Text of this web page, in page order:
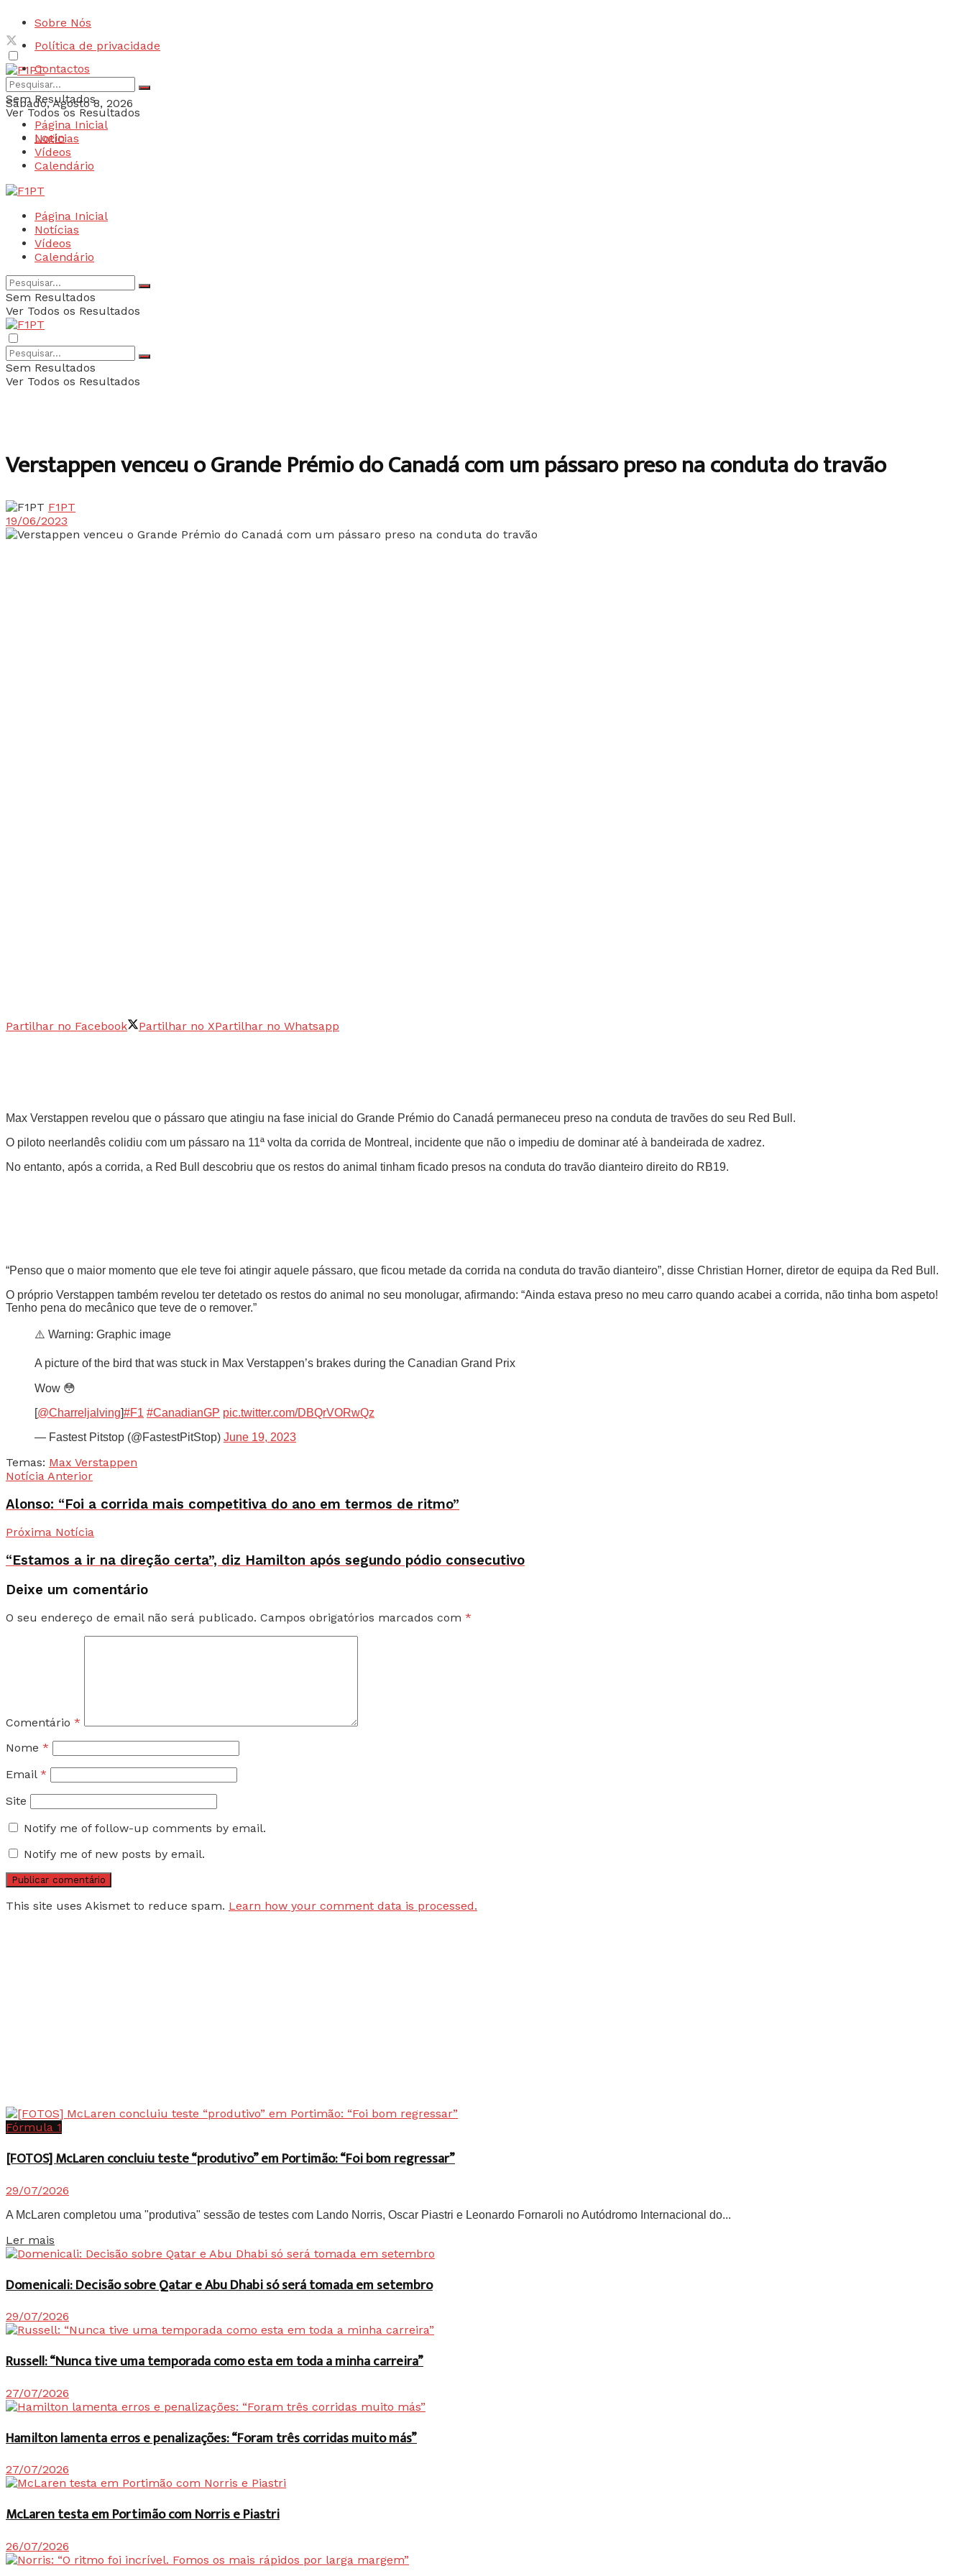
Sobre Nós
Política de privacidade
Contactos
Sábado, Agosto 8, 2026
Login
Sem Resultados
Ver Todos os Resultados
Página Inicial
Notícias
Vídeos
Calendário
Página Inicial
Notícias
Vídeos
Calendário
Sem Resultados
Ver Todos os Resultados
Sem Resultados
Ver Todos os Resultados
Verstappen venceu o Grande Prémio do Canadá com um pássaro preso na conduta do travão
F1PT
19/06/2023
Partilhar no Facebook Partilhar no XPartilhar no Whatsapp
Max Verstappen revelou que o pássaro que atingiu na fase inicial do Grande Prémio do Canadá permaneceu preso na conduta de travões do seu Red Bull.
O piloto neerlandês colidiu com um pássaro na 11ª volta da corrida de Montreal, incidente que não o impediu de dominar até à bandeirada de xadrez.
No entanto, após a corrida, a Red Bull descobriu que os restos do animal tinham ficado presos na conduta do travão dianteiro direito do RB19.
“Penso que o maior momento que ele teve foi atingir aquele pássaro, que ficou metade da corrida na conduta do travão dianteiro”, disse Christian Horner, diretor de equipa da Red Bull.
O próprio Verstappen também revelou ter detetado os restos do animal no seu monolugar, afirmando: “Ainda estava preso no meu carro quando acabei a corrida, não tinha bom aspeto!
Tenho pena do mecânico que teve de o remover.”
⚠️ Warning: Graphic image
A picture of the bird that was stuck in Max Verstappen’s brakes during the Canadian Grand Prix
Wow 😳
[@Charreljalving]#F1 #CanadianGP pic.twitter.com/DBQrVORwQz
— Fastest Pitstop (@FastestPitStop) June 19, 2023
Temas: Max Verstappen
Notícia Anterior
Alonso: “Foi a corrida mais competitiva do ano em termos de ritmo”
Próxima Notícia
“Estamos a ir na direção certa”, diz Hamilton após segundo pódio consecutivo
Deixe um comentário
O seu endereço de email não será publicado. Campos obrigatórios marcados com *
Comentário *
Nome *
Email *
Site
Notify me of follow-up comments by email.
Notify me of new posts by email.
This site uses Akismet to reduce spam. Learn how your comment data is processed.
Fórmula 1
[FOTOS] McLaren concluiu teste “produtivo” em Portimão: “Foi bom regressar”
29/07/2026
A McLaren completou uma "produtiva" sessão de testes com Lando Norris, Oscar Piastri e Leonardo Fornaroli no Autódromo Internacional do...
Ler mais
Domenicali: Decisão sobre Qatar e Abu Dhabi só será tomada em setembro
29/07/2026
Russell: “Nunca tive uma temporada como esta em toda a minha carreira”
27/07/2026
Hamilton lamenta erros e penalizações: “Foram três corridas muito más”
27/07/2026
McLaren testa em Portimão com Norris e Piastri
26/07/2026